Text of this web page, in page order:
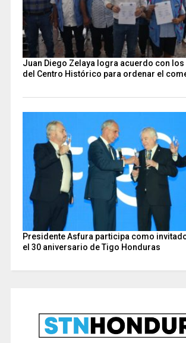
Juan Diego Zelaya logra acuerdo con
del Centro Histórico para ordenar el
Presidente Asfura participa como
el 30 aniversario de Tigo Honduras